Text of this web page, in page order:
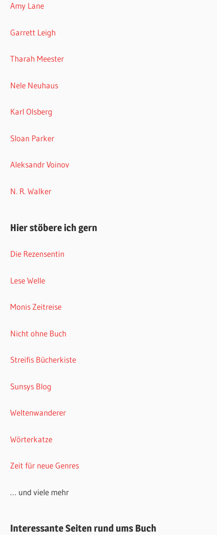
Amy Lane
Garrett Leigh
Tharah Meester
Nele Neuhaus
Karl Olsberg
Sloan Parker
Aleksandr Voinov
N. R. Walker
Hier stöbere ich gern
Die Rezensentin
Lese Welle
Monis Zeitreise
Nicht ohne Buch
Streifis Bücherkiste
Sunsys Blog
Weltenwanderer
Wörterkatze
Zeit für neue Genres
… und viele mehr
Interessante Seiten rund ums Buch